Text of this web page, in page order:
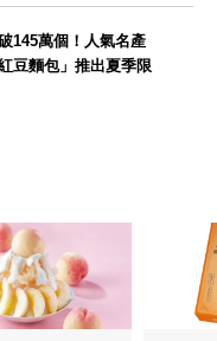
145萬個！人氣名產
豆麵包」推出夏季限